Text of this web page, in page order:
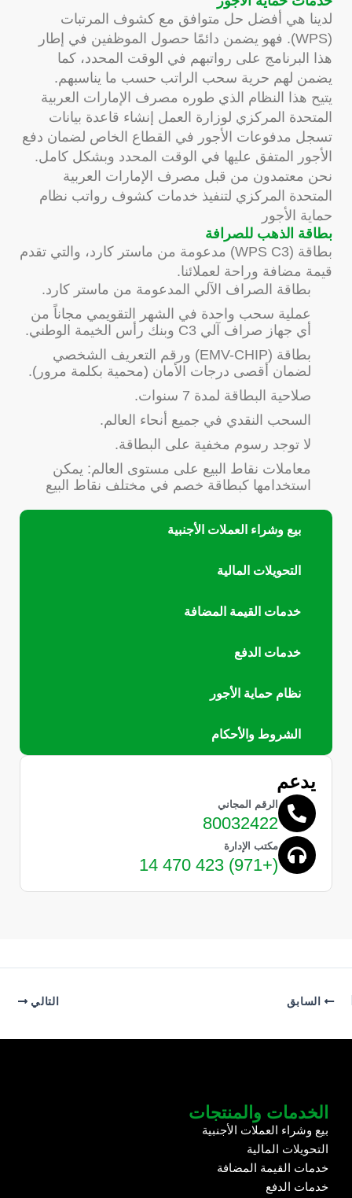
بيع وشراء العملات الأجنبية
التحويلات المالية
خدمات القيمة المضافة
خدمات الدفع
نظام حماية الأجور
الشروط والأحكام
يدعم
الرقم المجاني
80032422
مكتب الإدارة
(+971) 423 470 14
لدينا هي أفضل حل متوافق مع كشوف المرتبات
(WPS). فهو يضمن دائمًا حصول الموظفين في إطار
هذا البرنامج على رواتبهم في الوقت المحدد، كما
يضمن لهم حرية سحب الراتب حسب ما يناسبهم.
يتيح هذا النظام الذي طوره مصرف الإمارات العربية
المتحدة المركزي لوزارة العمل إنشاء قاعدة بيانات
تسجل مدفوعات الأجور في القطاع الخاص لضمان دفع
الأجور المتفق عليها في الوقت المحدد وبشكل كامل.
نحن معتمدون من قبل مصرف الإمارات العربية
المتحدة المركزي لتنفيذ خدمات كشوف رواتب نظام
حماية الأجور
بطاقة الذهب للصرافة
بطاقة (WPS C3) مدعومة من ماستر كارد، والتي تقدم
قيمة مضافة وراحة لعملائنا.
بطاقة الصراف الآلي المدعومة من ماستر كارد.
عملية سحب واحدة في الشهر التقويمي مجاناً من
أي جهاز صراف آلي C3 وبنك رأس الخيمة الوطني.
بطاقة (EMV-CHIP) ورقم التعريف الشخصي
لضمان أقصى درجات الأمان (محمية بكلمة مرور).
صلاحية البطاقة لمدة 7 سنوات.
السحب النقدي في جميع أنحاء العالم.
لا توجد رسوم مخفية على البطاقة.
معاملات نقاط البيع على مستوى العالم: يمكن
استخدامها كبطاقة خصم في مختلف نقاط البيع
السابق التالي
الخدمات والمنتجات
بيع وشراء العملات الأجنبية
التحويلات المالية
خدمات القيمة المضافة
خدمات الدفع